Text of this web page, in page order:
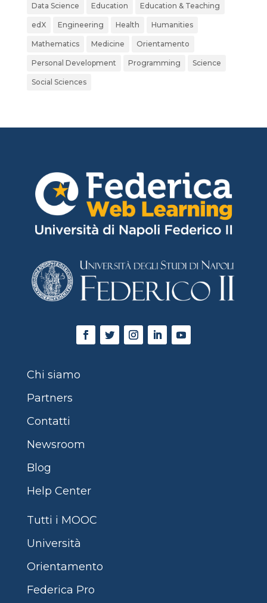
Data Science Education Education & Teaching
edX Engineering Health Humanities
Mathematics Medicine Orientamento
Personal Development Programming Science
Social Sciences
Chi siamo
Partners
Contatti
Newsroom
Blog
Help Center
Tutti i MOOC
Università
Orientamento
Federica Pro